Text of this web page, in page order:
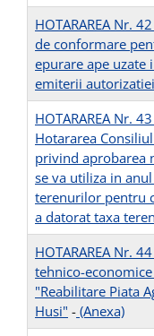
HOTARAREA Nr.
de conformare
epurare ape uzate
emiterii
HOTARAREA Nr.
Hotararea
privind aprobarea
se va utiliza in
terenurilor pentru
a datorat taxa teren
HOTARAREA Nr.
tehnico-
"Reabilitare Piata
Husi" - (Anexa)